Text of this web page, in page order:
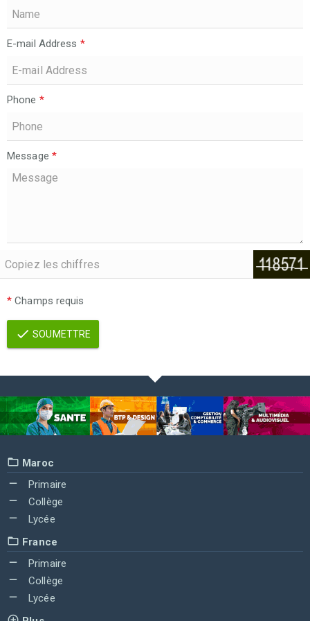
E-mail Address *
Phone *
Message *
* Champs requis
SOUMETTRE
Maroc
Primaire
Collège
Lycée
France
Primaire
Collège
Lycée